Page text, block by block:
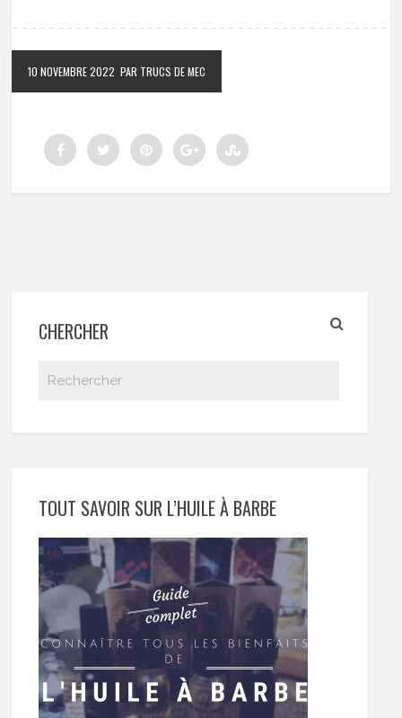
10 NOVEMBRE 2022 PAR TRUCS DE MEC
CHERCHER
TOUT SAVOIR SUR L’HUILE À BARBE